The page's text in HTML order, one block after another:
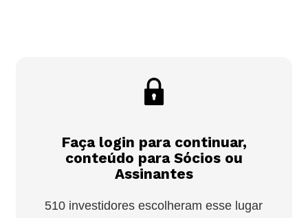
Faça login para continuar,
conteúdo para Sócios ou
Assinantes
510 investidores escolheram esse lugar